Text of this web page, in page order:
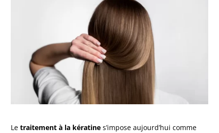
Letraitement à la kératine s’impose aujourd’hui comme